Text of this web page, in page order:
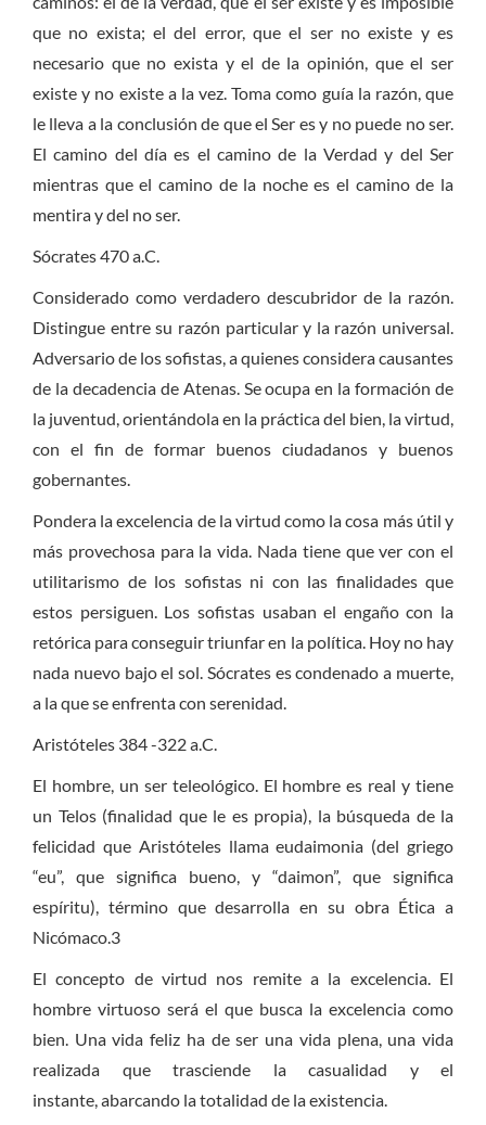
que no exista; el del error, que el ser no existe y es
necesario que no exista y el de la opinión, que el ser
existe y no existe a la vez. Toma como guía la razón, que
le lleva a la conclusión de que el Ser es y no puede no ser.
El camino del día es el camino de la Verdad y del Ser
mientras que el camino de la noche es el camino de la
mentira y del no ser.
Sócrates 470 a.C.
Considerado como verdadero descubridor de la razón.
Distingue entre su razón particular y la razón universal.
Adversario de los sofistas, a quienes considera causantes
de la decadencia de Atenas. Se ocupa en la formación de
la juventud, orientándola en la práctica del bien, la virtud,
con el fin de formar buenos ciudadanos y buenos
gobernantes.
Pondera la excelencia de la virtud como la cosa más útil y
más provechosa para la vida. Nada tiene que ver con el
utilitarismo de los sofistas ni con las finalidades que
estos persiguen. Los sofistas usaban el engaño con la
retórica para conseguir triunfar en la política. Hoy no hay
nada nuevo bajo el sol. Sócrates es condenado a muerte,
a la que se enfrenta con serenidad.
Aristóteles 384 -322 a.C.
El hombre, un ser teleológico. El hombre es real y tiene
un Telos (finalidad que le es propia), la búsqueda de la
felicidad que Aristóteles llama eudaimonia (del griego
“eu”, que significa bueno, y “daimon”, que significa
espíritu), término que desarrolla en su obra Ética a
Nicómaco.3
El concepto de virtud nos remite a la excelencia. El
hombre virtuoso será el que busca la excelencia como
bien. Una vida feliz ha de ser una vida plena, una vida
realizada que trasciende la casualidad y el
instante,abarcando la totalidad de la existencia.